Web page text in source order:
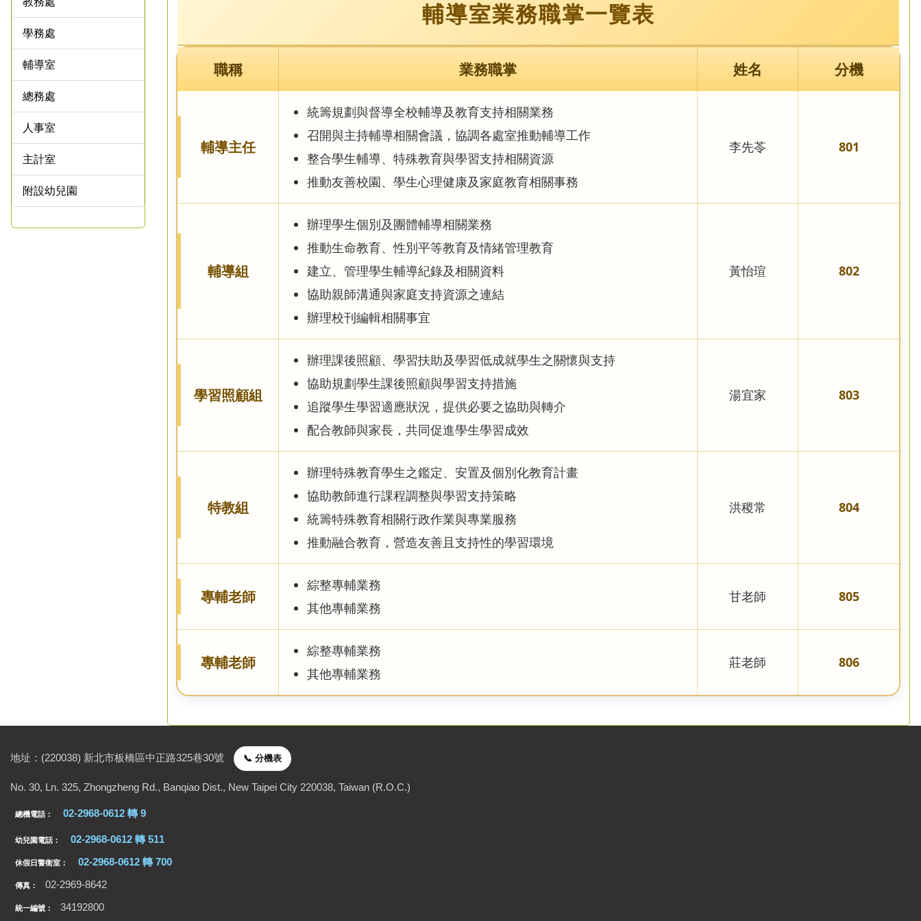
學務處
輔導室
總務處
人事室
主計室
附設幼兒園
輔導室業務職掌一覽表
職稱 業務職掌 姓名 分機
輔導主任
統籌規劃與督導全校輔導及教育支持相關業務
召開與主持輔導相關會議，協調各處室推動輔導工作
整合學生輔導、特殊教育與學習支持相關資源
推動友善校園、學生心理健康及家庭教育相關事務
李先苓 801
輔導組
辦理學生個別及團體輔導相關業務
推動生命教育、性別平等教育及情緒管理教育
建立、管理學生輔導紀錄及相關資料
協助親師溝通與家庭支持資源之連結
辦理校刊編輯相關事宜
黃怡瑄 802
學習照顧組
辦理課後照顧、學習扶助及學習低成就學生之關懷與支持
協助規劃學生課後照顧與學習支持措施
追蹤學生學習適應狀況，提供必要之協助與轉介
配合教師與家長，共同促進學生學習成效
湯宜家 803
特教組
辦理特殊教育學生之鑑定、安置及個別化教育計畫
協助教師進行課程調整與學習支持策略
統籌特殊教育相關行政作業與專業服務
推動融合教育，營造友善且支持性的學習環境
洪稷常 804
專輔老師
綜整專輔業務
其他專輔業務
甘老師 805
專輔老師
綜整專輔業務
其他專輔業務
莊老師 806
聯絡資訊
地址：(220038) 新北市板橋區中正路325巷30號 📞 分機表
No. 30, Ln. 325, Zhongzheng Rd., Banqiao Dist., New Taipei City 220038, Taiwan (R.O.C.)
總機電話： 02-2968-0612 轉 9
幼兒園電話： 02-2968-0612 轉 511
休假日警衛室： 02-2968-0612 轉 700
傳真： 02-2969-8642
統一編號： 34192800